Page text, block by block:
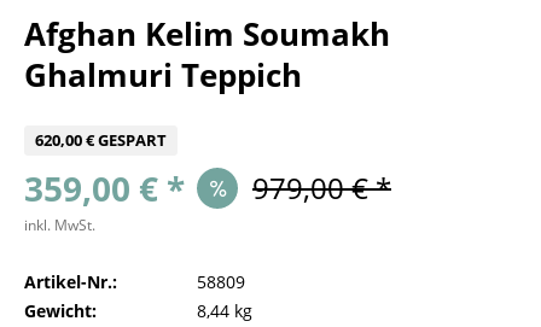
Afghan Kelim Soumakh
Ghalmuri Teppich
620,00 € GESPART
359,00 € * 979,00 € *
inkl. MwSt.
Artikel-Nr.:
58809
Gewicht:
8,44 kg